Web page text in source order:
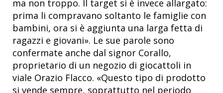
ma non troppo. Il target si è invece allargato:
prima li compravano soltanto le famiglie con
bambini, ora si è aggiunta una larga fetta di
ragazzi e giovani». Le sue parole sono
confermate anche dal signor Corallo,
proprietario di un negozio di giocattoli in
viale Orazio Flacco. «Questo tipo di prodotto
si vende sempre, soprattutto nel periodo